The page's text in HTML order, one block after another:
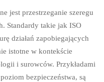
jest przestrzeganie szeregu
Standardy takie jak ISO
działań zapobiegających
istotne w kontekście
i surowców. Przykładami
bezpieczeństwa, są